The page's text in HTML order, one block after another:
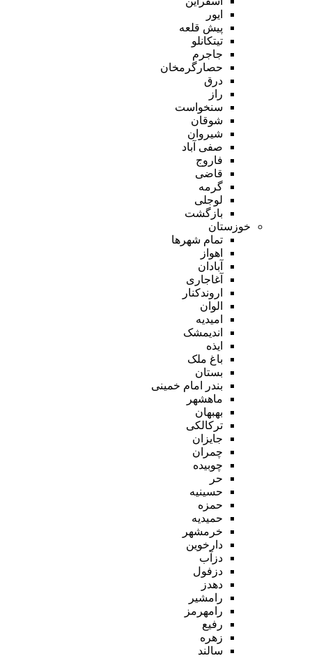
ایور
پیش قلعه
تیتکانلو
جاجرم
حصارگرمخان
درق
راز
سنخواست
شوقان
شیروان
صفی آباد
فاروج
قاضی
گرمه
لوجلی
بازگشت
خوزستان
تمام شهر‌ها
اهواز
آبادان
آغاجاری
اروندکنار
الوان
امیدیه
اندیمشک
ایذه
باغ ملک
بستان
بندر امام خمینی
ماهشهر
بهبهان
ترکالکی
جایزان
چمران
چوبیده
حر
حسینیه
حمزه
حمیدیه
خرمشهر
دارخوین
دزآب
دزفول
دهدز
رامشیر
رامهرمز
رفیع
زهره
سالند